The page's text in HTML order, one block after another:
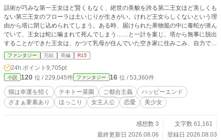
話術が巧みな第一王女ほど賢くもなく、絶世の美貌を誇る第二王女ほど美しくも
ない第三王女のフローラは土いじりが生きがい。けれど王女らしくないという理
由から塔に閉じ込められてしまう。ある時、届けられた果物籠の中に毒蛇が潜ん
でいて、王女は蛇に噛まれて死んでしまう……と一計を案じ、塔から無事に脱出
することができた王女は、かつて乳母が住んでいた空き家に住みこみ、自力で生
きていくことを決意。必要なだけ野菜を作り、ついでに観賞用のお花を育てる。
土いじりに没頭していると、気づけば庭一面にお花畑ができていて…… 「お花
を売ったら、お金になるかしら」 おまけに王女の育てる植物には特別な力が宿
っていて、害獣や魔物を寄せ付けない聖域を生み出していた。ただ好きなことを
していただけなのに、人々に感謝され、愛され、やがて聖女としてあがめられる
ようになる、みそっかす王女の話。
ファンタジー 完結 長編 R15
24h.ポイント 9,705pt
小説 120 位 / 229,045件 ファンタジー 16 位 / 53,360件
猫は幸運を招く テキトー菜園 ご都合主義
ハッピーエンド
ざまぁ要素あり
ほっこり 女主人公 恋愛 美少女
感想数 3
文字数 61,161
最終更新日 2026.08.06
登録日 2026.08.03